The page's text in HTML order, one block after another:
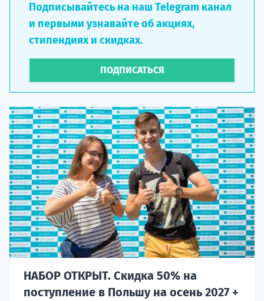
Подписывайтесь на наш Telegram канал
и первыми узнавайте об акциях,
стипендиях и скидках.
ПОДПИСАТЬСЯ
НАБОР ОТКРЫТ. Скидка 50% на
поступление в Польшу на осень 2027 +